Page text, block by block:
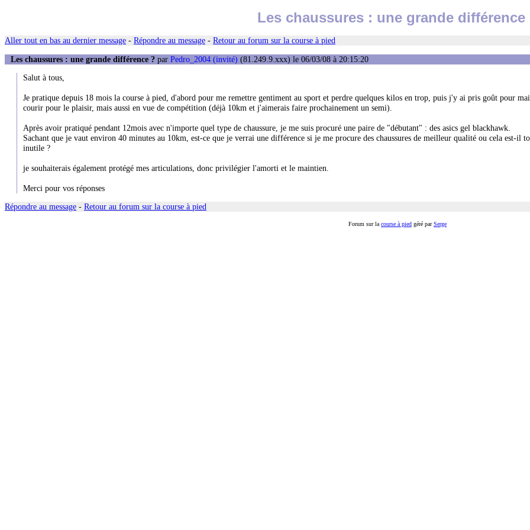
Les chaussures : une grande différence
Aller tout en bas au dernier message - Répondre au message - Retour au forum sur la course à pied
Les chaussures : une grande différence ? par Pedro_2004 (invité) (81.249.9.xxx) le 06/03/08 à 20:15:20
Salut à tous,
Je pratique depuis 18 mois la course à pied, d'abord pour me remettre gentiment au sport et perdre quelques kilos en trop, puis j'y ai pris goût pour
courir pour le plaisir, mais aussi en vue de compétition (déjà 10km et j'aimerais faire prochainement un semi).
Après avoir pratiqué pendant 12mois avec n'importe quel type de chaussure, je me suis procuré une paire de "débutant" : des asics gel blackhawk.
Sachant que je vaut environ 40 minutes au 10km, est-ce que je verrai une différence si je me procure des chaussures de meilleur qualité ou cela est-il
inutile ?
je souhaiterais également protégé mes articulations, donc privilégier l'amorti et le maintien.
Merci pour vos réponses
Répondre au message - Retour au forum sur la course à pied
Forum sur la course à pied géré parSerge